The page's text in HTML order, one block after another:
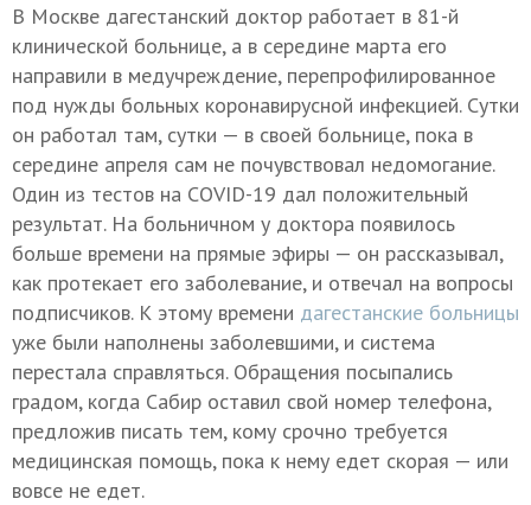
В Москве дагестанский доктор работает в 81-й
клинической больнице, а в середине марта его
направили в медучреждение, перепрофилированное
под нужды больных коронавирусной инфекцией. Сутки
он работал там, сутки — в своей больнице, пока в
середине апреля сам не почувствовал недомогание.
Один из тестов на COVID-19 дал положительный
результат. На больничном у доктора появилось
больше времени на прямые эфиры — он рассказывал,
как протекает его заболевание, и отвечал на вопросы
подписчиков. К этому времени дагестанские больницы
уже были наполнены заболевшими, и система
перестала справляться. Обращения посыпались
градом, когда Сабир оставил свой номер телефона,
предложив писать тем, кому срочно требуется
медицинская помощь, пока к нему едет скорая — или
вовсе не едет.